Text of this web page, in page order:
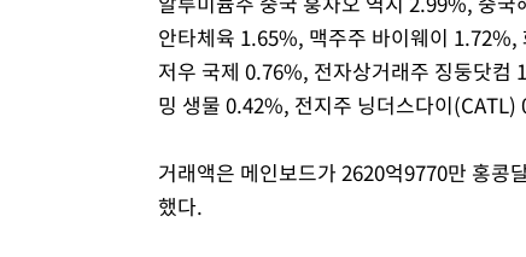
안타체육 1.65%, 맥주주 바이웨이
저우 국제 0.76%, 전자상거래주 징둥닷
밍 생물 0.42%, 전지주 닝더스다이(CATL)
거래액은 메인보드가 2620억9770만 홍콩
했다.